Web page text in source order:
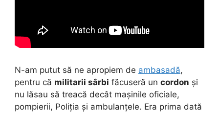
N-am putut să ne apropiem de ambasadă,
pentru că militarii sârbi făcuseră un cordon și
nu lăsau să treacă decât mașinile oficiale,
pompierii, Poliția și ambulanțele. Era prima dată